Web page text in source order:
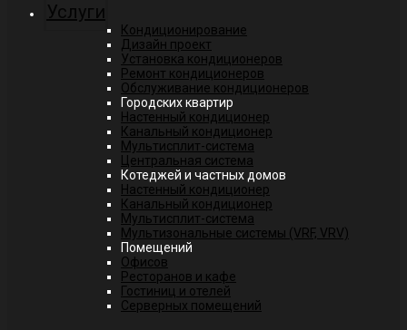
Услуги
Кондиционирование
Дизайн проект
Установка кондиционеров
Ремонт кондиционеров
Обслуживание кондиционеров
Городских квартир
Настенный кондиционер
Канальный кондиционер
Мультисплит-система
Центральная система
Котеджей и частных домов
Настенный кондиционер
Канальный кондиционер
Мультисплит-система
Мультизональные системы (VRF, VRV)
Помещений
Офисов
Ресторанов и кафе
Гостиниц и отелей
Серверных помещений